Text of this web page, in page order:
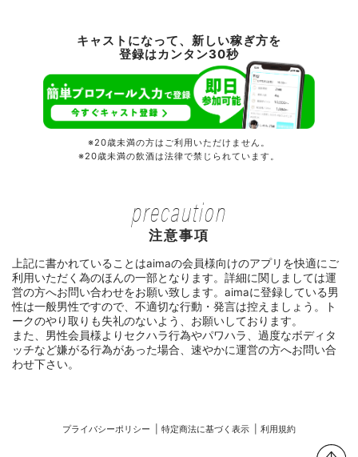
キャストになって、新しい稼ぎ方を
登録はカンタン30秒
※20歳未満の方はご利用いただけません。
※20歳未満の飲酒は法律で禁じられています。
precaution
注意事項
上記に書かれていることはaimaの会員様向けのアプリを快適にご
利用いただく為のほんの一部となります。詳細に関しましては運
営の方へお問い合わせをお願い致します。aimaに登録している男
性は一般男性ですので、不適切な行動・発言は控えましょう。ト
ークのやり取りも失礼のないよう、お願いしております。
また、男性会員様よりセクハラ行為やパワハラ、過度なボディタ
ッチなど嫌がる行為があった場合、速やかに運営の方へお問い合
わせ下さい。
プライバシーポリシー | 特定商法に基づく表示 | 利用規約